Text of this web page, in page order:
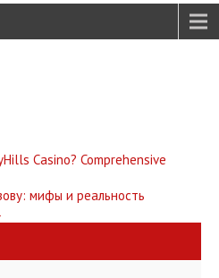
Casino? Comprehensive
мифы и реальность